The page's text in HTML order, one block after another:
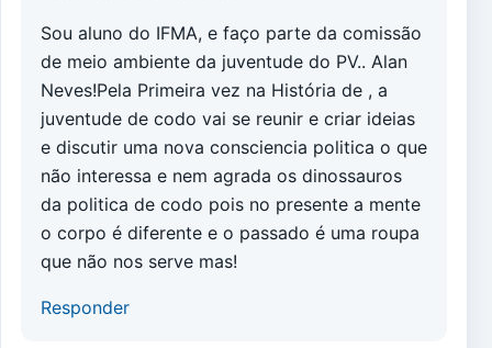
Sou aluno do IFMA, e faço parte da comissão
de meio ambiente da juventude do PV.. Alan
Neves!Pela Primeira vez na História de , a
juventude de codo vai se reunir e criar ideias
e discutir uma nova consciencia politica o que
não interessa e nem agrada os dinossauros
da politica de codo pois no presente a mente
o corpo é diferente e o passado é uma roupa
que não nos serve mas!
Responder